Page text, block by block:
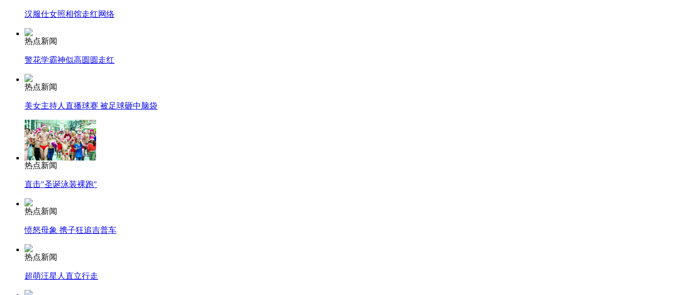
纽约上演“枕头大战”
汉服仕女照相馆走红网络
热点新闻
警花学霸神似高圆圆走红
热点新闻
美女主持人直播球赛 被足球砸中脑袋
热点新闻
直击"圣诞泳装裸跑"
热点新闻
愤怒母象 携子狂追吉普车
热点新闻
超萌汪星人直立行走